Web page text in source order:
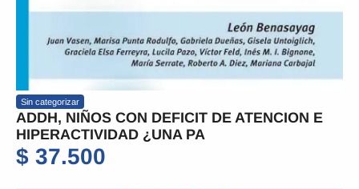
Sin categorizar
ADDH, NIÑOS CON DEFICIT DE ATENCION E
HIPERACTIVIDAD ¿UNA PA
$ 37.500